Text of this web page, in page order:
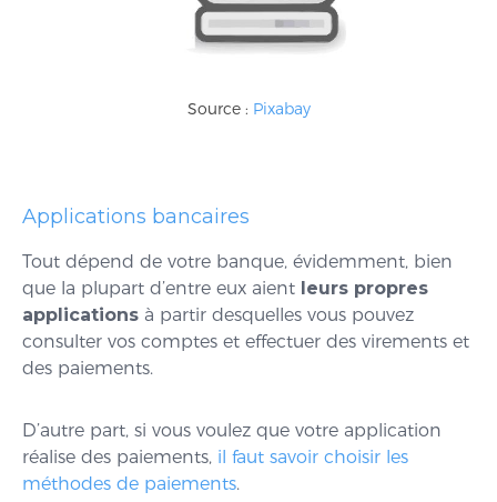
Source : Pixabay
Applications bancaires
Tout dépend de votre banque, évidemment, bien
que la plupart d’entre eux aient leurs propres
applications à partir desquelles vous pouvez
consulter vos comptes et effectuer des virements et
des paiements.
D’autre part, si vous voulez que votre application
réalise des paiements, il faut savoir choisir les
méthodes de paiements.